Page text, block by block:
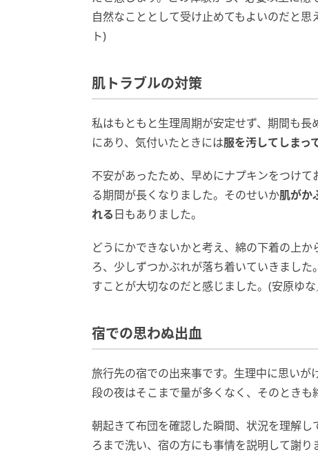
自然なこととして受け止めてもよいのだと
ト)
肌トラブルの対策
私はもともと生理周期が安定せず、期間も
にあり、気付いたときには服を汚してしまっ
不安があったため、早めにナプキンをつけ
る期間が長くなりました。そのせいか肌がか
れる日もありました。
どうにかできないかと考え、綿の下着の上
ろ、少しずつかぶれが落ち着いていきまし
すことが大切なのだと感じました。(安原ゆ
宿での思わぬ出血
旅行先の宿での出来事です。生理中に思いが
段の夜はそこまで量が多くなく、そのときも
朝起きて布団を確認した瞬間、状況を理解
ろまで洗い、宿の方にも事情を説明して謝り